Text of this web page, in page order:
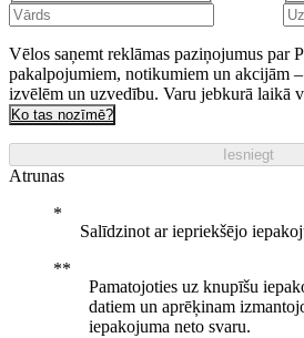
Vēlos saņemt reklāmas paziņojumus par
pakalpojumiem, notikumiem un akcijām
izvēlēm un uzvedību. Varu jebkurā laikā
Ko tas nozīmē?
Iesniegt
Atrunas
Salīdzinot ar iepriekšējo
Pamatojoties uz knupīšu
datiem un aprēķinam
iepakojuma neto svaru.